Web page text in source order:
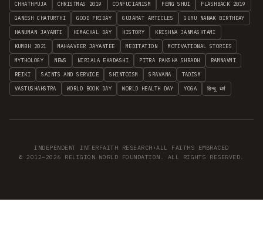
CHHATHPUJA CHRISTMAS 2019 CONFUCIANISM FENG SHUI FLASHBACK 2019
GANESH CHATURTHI GOOD FRIDAY GUJARAT ARTICLES GURU NANAK BIRTHDAY
HANUMAN JAYANTI HIMACHAL DAY HISTORY KRISHNA JANMASHTAMI
KUMBH 2021 MAHAAVEER JAYANTEE MEDITATION MOTIVATIONAL STORIES
MYTHOLOGY NEWS NIRJALA EKADASHI PITRA PAKSHA SHRADH RAMNAVMI
REIKI SAINTS AND SERVICE SHINTOISM SRAVANA TAOISM
VASTUSHAHSTRA WORLD BOOK DAY WORLD HEALTH DAY YOGA हिन्दू धर्म
INDEPENDENT INTERFAITH RESEARCH •ALL FAITHS EMBRACED
© 2012–2026 RELIGION WORLD FOUNDATION. ALL RIGHTS RESERVED.